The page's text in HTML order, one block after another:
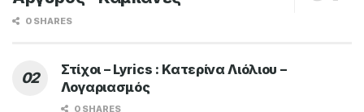
0 SHARES
Στίχοι – Lyrics : Κατερίνα Λιόλιου –
Λογαριασμός
0 SHARES